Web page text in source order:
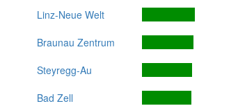
Linz-Neue Welt
Braunau Zentrum
Steyregg-Au
Bad Zell